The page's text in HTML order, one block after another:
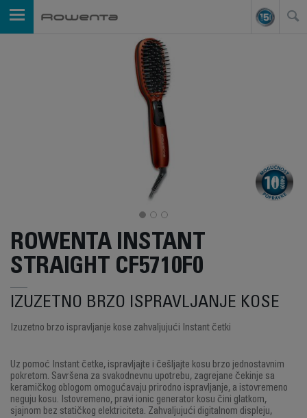
ROWENTA INSTANT
STRAIGHT CF5710F0
IZUZETNO BRZO ISPRAVLJANJE KOSE
Izuzetno brzo ispravljanje kose zahvaljujući Instant četki
Uz pomoć Instant četke, ispravljajte i češljajte kosu brzo jednostavnim
pokretom. Savršena za svakodnevnu upotrebu, zagrejane čekinje sa
keramičkog oblogom omogućavaju prirodno ispravljanje, a istovremeno
neguju kosu. Istovremeno, pravi ionic generator kosu čini glatkom,
sjajnom bez statičkog elektriciteta. Zahvaljujući digitalnom displeju,